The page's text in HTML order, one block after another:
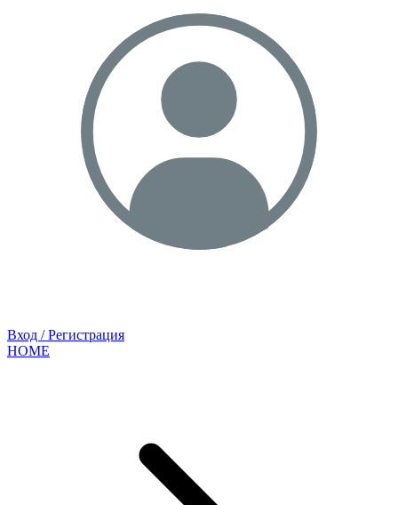
Вход / Регистрация
HOME